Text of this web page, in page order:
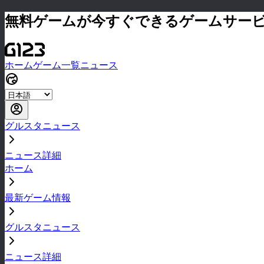
無料ゲームが今すぐできるゲームサー
ホームゲーム一覧ニュース
グルスタニュース
ニュース詳細
ホーム
最新ゲーム情報
グルスタニュース
ニュース詳細